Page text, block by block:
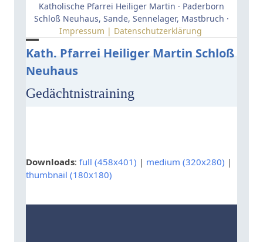
Katholische Pfarrei Heiliger Martin · Paderborn
Schloß Neuhaus, Sande, Sennelager, Mastbruch ·
Impressum | Datenschutzerklärung
Kath. Pfarrei Heiliger Martin Schloß
Neuhaus
Open
mobile
menu
Close
mobile
menu
Gedächtnistraining
Downloads: full (458x401) | medium (320x280) |
thumbnail (180x180)